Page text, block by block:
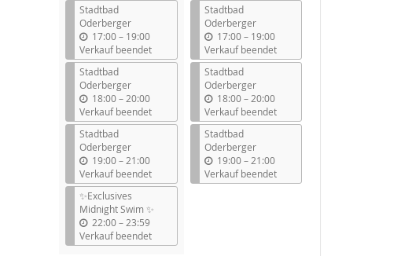
Stadtbad
Oderberger
17:00 –b
i
s
19:00
Verkauf beendet
Stadtbad
Oderberger
18:00 –b
i
s
20:00
Verkauf beendet
Stadtbad
Oderberger
19:00 –b
i
s
21:00
Verkauf beendet
✨Exclusives
Midnight Swim ✨
22:00 –b
i
s
23:59
Verkauf beendet
Stadtbad
Oderberger
17:00 –b
i
s
19:00
Verkauf beendet
Stadtbad
Oderberger
18:00 –b
i
s
20:00
Verkauf beendet
Stadtbad
Oderberger
19:00 –b
i
s
21:00
Verkauf beendet